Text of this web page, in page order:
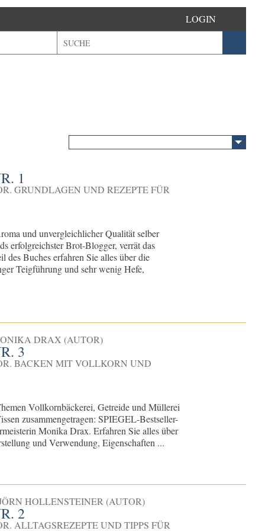
LOGIN
1
GRUNDLAGEN UND REZEPTE FÜR
und unvergleichlicher Qualität selber
erfolgreichster Brot-Blogger, verrät das
des Buches erfahren Sie alles über die
Teigführung und sehr wenig Hefe,
DRAX (AUTOR)
3
BACKEN MIT VOLLKORN UND
Vollkornbäckerei, Getreide und Müllerei
zusammengetragen: SPIEGEL-Bestseller-
Monika Drax. Erfahren Sie alles über
und Verwendung, Eigenschaften ...
HOLLENSTEINER (AUTOR)
2
ALLTAGSREZEPTE UND TIPPS FÜR